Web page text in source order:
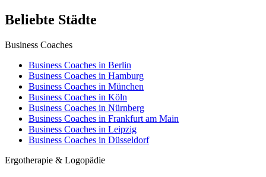
Beliebte Städte
Business Coaches
Business Coaches in Berlin
Business Coaches in Hamburg
Business Coaches in München
Business Coaches in Köln
Business Coaches in Nürnberg
Business Coaches in Frankfurt am Main
Business Coaches in Leipzig
Business Coaches in Düsseldorf
Ergotherapie & Logopädie